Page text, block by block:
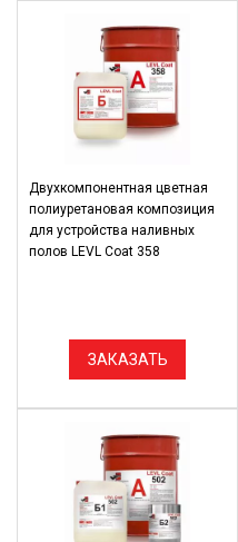
Двухкомпонентная цветная
полиуретановая композиция
для устройства наливных
полов LEVL Coat 358
ЗАКАЗАТЬ